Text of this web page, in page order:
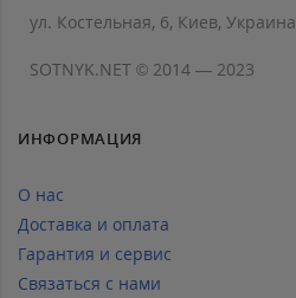
ул. Костельная, 6, Киев, Украина
SOTNYK.NET © 2014 — 2023
ИНФОРМАЦИЯ
О нас
Доставка и оплата
Гарантия и сервис
Связаться с нами